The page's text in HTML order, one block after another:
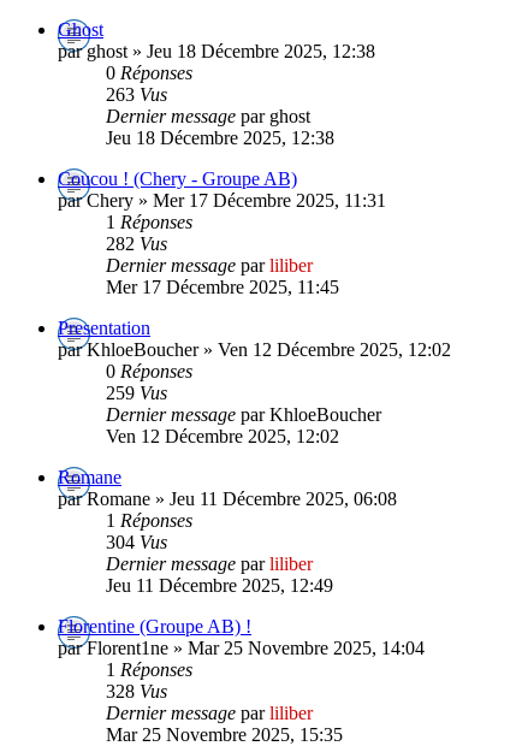
Ghost
par ghost » Jeu 18 Décembre 2025, 12:38
0 Réponses
263 Vus
Dernier message par ghost
Jeu 18 Décembre 2025, 12:38
Coucou ! (Chery - Groupe AB)
par Chery » Mer 17 Décembre 2025, 11:31
1 Réponses
282 Vus
Dernier message parliliber
Mer 17 Décembre 2025, 11:45
Presentation
par KhloeBoucher » Ven 12 Décembre 2025, 12:02
0 Réponses
259 Vus
Dernier message par KhloeBoucher
Ven 12 Décembre 2025, 12:02
Romane
par Romane » Jeu 11 Décembre 2025, 06:08
1 Réponses
304 Vus
Dernier message parliliber
Jeu 11 Décembre 2025, 12:49
Florentine (Groupe AB) !
par Florent1ne » Mar 25 Novembre 2025, 14:04
1 Réponses
328 Vus
Dernier message parliliber
Mar 25 Novembre 2025, 15:35